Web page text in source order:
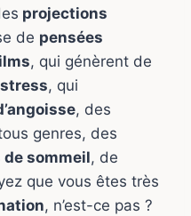
projections
de pensées
, qui génèrent de
stress, qui
, des
genres, des
sommeil, de
que vous êtes très
, n’est-ce pas ?